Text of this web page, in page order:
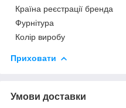
Країна реєстрації бренда
Фурнітура
Колір виробу
Приховати
Умови доставки